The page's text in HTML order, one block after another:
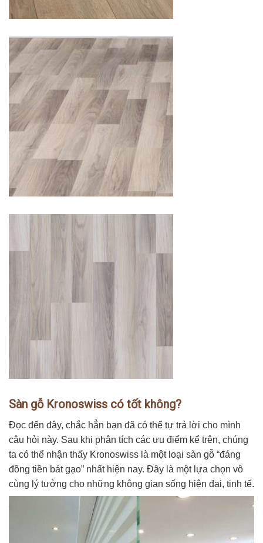
Sàn gỗ Kronoswiss có tốt không?
Đọc đến đây, chắc hẳn bạn đã có thể tự trả lời cho mình
câu hỏi này. Sau khi phân tích các ưu điểm kể trên, chúng
ta có thể nhận thấy Kronoswiss là một loại sàn gỗ “đáng
đồng tiền bát gạo” nhất hiện nay. Đây là một lựa chọn vô
cùng lý tưởng cho những không gian sống hiện đại, tinh tế.